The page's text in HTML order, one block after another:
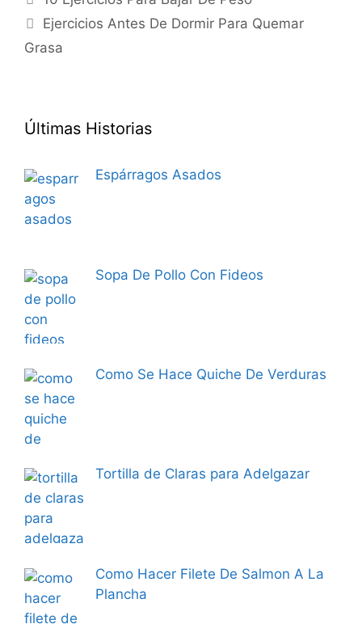
Ejercicios Antes De Dormir Para Quemar
Grasa
Últimas Historias
Espárragos Asados
Sopa De Pollo Con Fideos
Como Se Hace Quiche De Verduras
Tortilla de Claras para Adelgazar
Como Hacer Filete De Salmon A La
Plancha